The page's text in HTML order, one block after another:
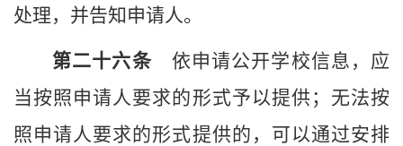
处理，并告知申请人。
第二十六条依申请公开学校信息，应
当按照申请人要求的形式予以提供；无法按
照申请人要求的形式提供的，可以通过安排